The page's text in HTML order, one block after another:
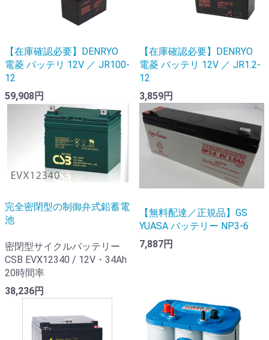
【在庫確認必要】DENRYO
電菱 バッテリ 12V ／ JR100-
12
59,908円
【在庫確認必要】DENRYO
電菱 バッテリ 12V ／ JR1.2-
12
3,859円
完全密閉型の制御弁式鉛蓄電
池
密閉型サイクルバッテリー
CSB EVX12340 / 12V・34Ah
20時間率
38,236円
【無料配達／正規品】GS
YUASA バッテリー NP3-6
7,887円